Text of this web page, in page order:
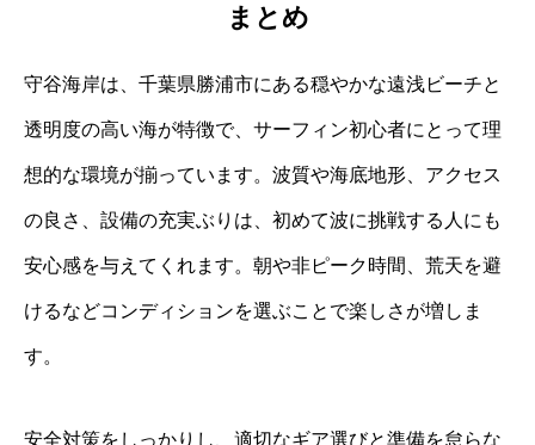
まとめ
守谷海岸は、千葉県勝浦市にある穏やかな遠浅ビーチと
透明度の高い海が特徴で、サーフィン初心者にとって理
想的な環境が揃っています。波質や海底地形、アクセス
の良さ、設備の充実ぶりは、初めて波に挑戦する人にも
安心感を与えてくれます。朝や非ピーク時間、荒天を避
けるなどコンディションを選ぶことで楽しさが増しま
す。
安全対策をしっかりし、適切なギア選びと準備を怠らな